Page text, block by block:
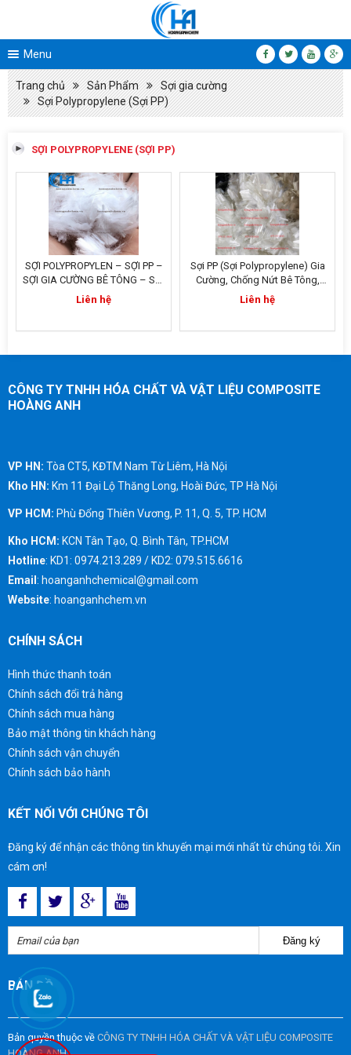
Menu
Trang chủ Sản Phẩm
Sợi gia cường
Sợi Polypropylene (Sợi PP)
SỢI POLYPROPYLENE (SỢI PP)
SỢI POLYPROPYLEN – SỢI PP –
SỢI GIA CƯỜNG BÊ TÔNG – SỢI
CHỐNG NỨT BÊ TÔNG
Liên hệ
Sợi PP (Sợi Polypropylene) Gia
Cường, Chống Nứt Bê Tông,
Tường Nhẹ, Gạch Nhẹ
Liên hệ
CÔNG TY TNHH HÓA CHẤT VÀ VẬT LIỆU COMPOSITE
HOÀNG ANH
VP HN: Tòa CT5, KĐTM Nam Từ Liêm, Hà Nội
Kho HN: Km 11 Đại Lộ Thăng Long, Hoài Đức, TP Hà Nội
VP HCM: Phù Đổng Thiên Vương, P. 11, Q. 5, TP. HCM
Kho HCM: KCN Tân Tạo, Q. Bình Tân, TP.HCM
Hotline: KD1: 0974.213.289 / KD2: 079.515.6616
Email : hoanganhchemical@gmail.com
Website: hoanganhchem.vn
CHÍNH SÁCH
Hình thức thanh toán
Chính sách đổi trả hàng
Chính sách mua hàng
Bảo mật thông tin khách hàng
Chính sách vận chuyển
Chính sách bảo hành
KẾT NỐI VỚI CHÚNG TÔI
Đăng ký để nhận các thông tin khuyến mại mới nhất từ chúng tôi. Xin
cám ơn!
Đăng ký
BẢN ĐỒ
Bản quyền thuộc về CÔNG TY TNHH HÓA CHẤT VÀ VẬT LIỆU COMPOSITE